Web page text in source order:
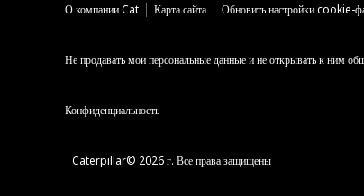
О компании Cat Карта сайта Обновить настройки cookie-
Не продавать мои персональные данные и не открывать к ним
Конфиденциальность
Caterpillar© 2026 г. Все права защищены